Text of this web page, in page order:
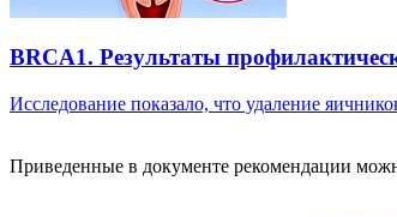
BRCA1. Результаты
Исследование показало, что удаление
Приведенные в документе рекомендации